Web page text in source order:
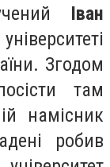
Іван
Згодом
там
намісник
робив